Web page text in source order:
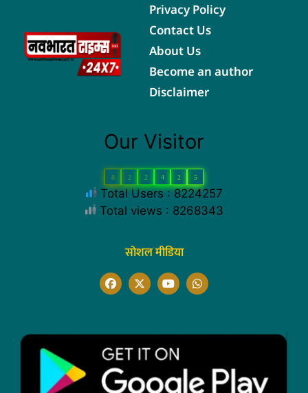
Privacy Policy
Contact Us
About Us
Become an author
Disclaimer
Our Visitor
8 2 2 4 2 5
Total Users : 8224257
Total views : 8268343
सोशल मीडिया